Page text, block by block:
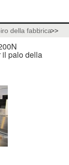
della fabbrica>>
il palo della